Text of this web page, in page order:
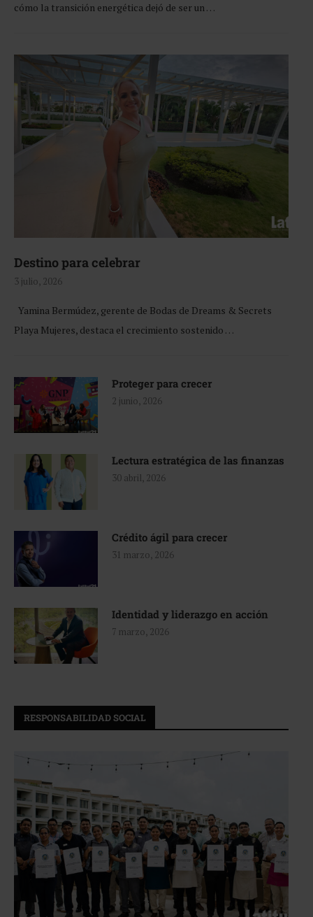
cómo la transición energética dejó de ser un …
Destino para celebrar
3 julio, 2026
Yamina Bermúdez, gerente de Bodas de Dreams & Secrets
Playa Mujeres, destaca el crecimiento sostenido …
Proteger para crecer
2 junio, 2026
Lectura estratégica de las finanzas
30 abril, 2026
Crédito ágil para crecer
31 marzo, 2026
Identidad y liderazgo en acción
7 marzo, 2026
RESPONSABILIDAD SOCIAL